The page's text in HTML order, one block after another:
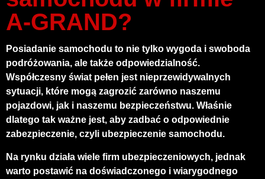
A-GRAND?
Posiadanie samochodu to nie tylko wygoda i swoboda
podróżowania, ale także odpowiedzialność.
Współczesny świat pełen jest nieprzewidywalnych
sytuacji, które mogą zagrozić zarówno naszemu
pojazdowi, jak i naszemu bezpieczeństwu. Właśnie
dlatego tak ważne jest, aby zadbać o odpowiednie
zabezpieczenie, czyli ubezpieczenie samochodu.
Na rynku działa wiele firm ubezpieczeniowych, jednak
warto postawić na doświadczonego i wiarygodnego